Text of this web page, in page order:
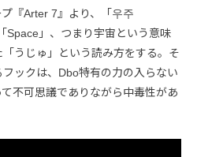
『Arter 7』より、「우주
Space」、つまり宇宙という意味
うじゅ」という読み方をする。そ
ックは、Dbo特有の力の入らない
不可思議でありながら中毒性があ